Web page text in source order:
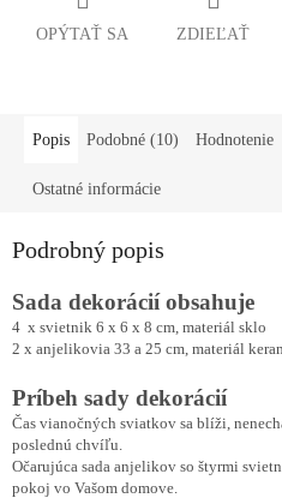
OPÝTAŤ SA ZDIEĽAŤ
Popis Podobné (10) Hodnotenie
Ostatné informácie
Podrobný popis
Sada dekorácií obsahuje
4 x svietnik 6 x 6 x 8 cm, materiál sklo
2 x anjelikovia 33 a 25 cm, materiál
Príbeh sady dekorácií
Čas vianočných sviatkov sa blíži,
poslednú chvíľu.
Očarujúca sada anjelikov so štyrmi
pokoj vo Vašom domove.